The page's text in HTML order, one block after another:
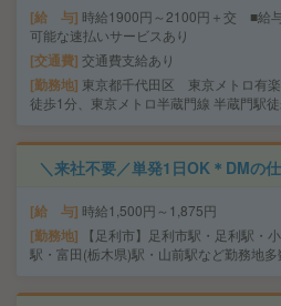
給 与 時給1900円～2100円＋交 ■給
可能な速払いサービスあり
交通費 交通費支給あり
勤務地 東京都千代田区 東京メトロ有
徒歩1分、東京メトロ半蔵門線 半蔵門駅
＼来社不要／単発1日OK＊DMの
給 与 時給1,500円～1,875円
勤務地
【足利市】足利市駅・足利駅・
駅・富田(栃木県)駅・山前駅など勤務地多